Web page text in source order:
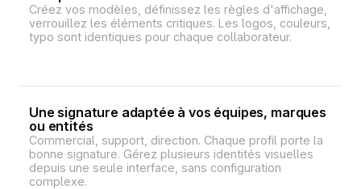
Créez vos modèles, définissez les règles d'affichage,
verrouillez les éléments critiques. Les logos, couleurs,
typo sont identiques pour chaque collaborateur.
Une signature adaptée à vos équipes, marques
ou entités
Commercial, support, direction. Chaque profil porte la
bonne signature. Gérez plusieurs identités visuelles
depuis une seule interface, sans configuration
complexe.